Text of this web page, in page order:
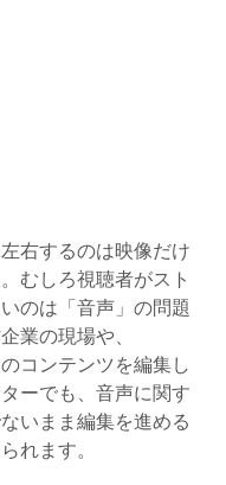
右するのは映像だけ
むしろ視聴者がスト
のは「音声」の問題
業の現場や、
コンテンツを編集し
ーでも、音声に関す
いまま編集を進める
れます。